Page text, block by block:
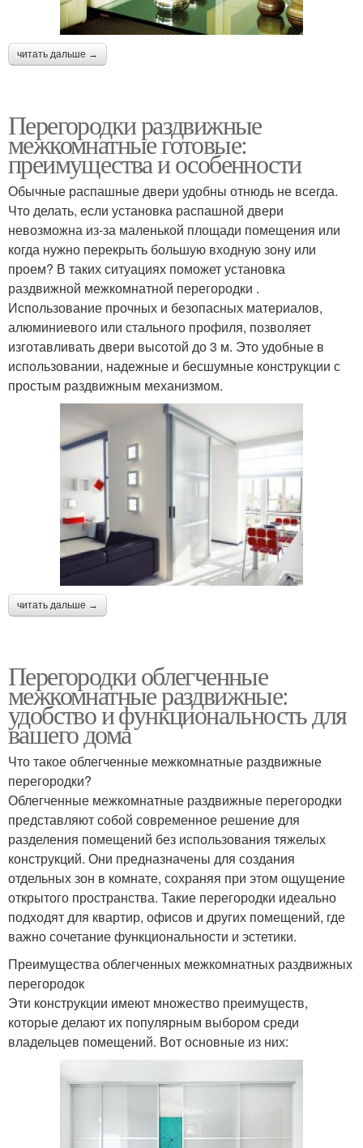
читать дальше →
Перегородки раздвижные
межкомнатные готовые:
преимущества и особенности
Обычные распашные двери удобны отнюдь не всегда.
Что делать, если установка распашной двери
невозможна из-за маленькой площади помещения или
когда нужно перекрыть большую входную зону или
проем? В таких ситуациях поможет установка
раздвижной межкомнатной перегородки .
Использование прочных и безопасных материалов,
алюминиевого или стального профиля, позволяет
изготавливать двери высотой до 3 м. Это удобные в
использовании, надежные и бесшумные конструкции с
простым раздвижным механизмом.
читать дальше →
Перегородки облегченные
межкомнатные раздвижные:
удобство и функциональность для
вашего дома
Что такое облегченные межкомнатные раздвижные
перегородки?
Облегченные межкомнатные раздвижные перегородки
представляют собой современное решение для
разделения помещений без использования тяжелых
конструкций. Они предназначены для создания
отдельных зон в комнате, сохраняя при этом ощущение
открытого пространства. Такие перегородки идеально
подходят для квартир, офисов и других помещений, где
важно сочетание функциональности и эстетики.
Преимущества облегченных межкомнатных раздвижных
перегородок
Эти конструкции имеют множество преимуществ,
которые делают их популярным выбором среди
владельцев помещений. Вот основные из них: